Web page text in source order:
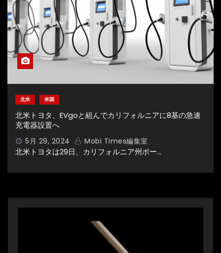
北米 米国
北米トヨタ、EVgoと組んでカリフォルニアに8基の急速
充電器設置へ
5月 29, 2024 Mobi Times編集室
北米トヨタは29日、カリフォルニア州ボー…